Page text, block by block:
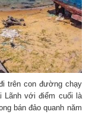
trên con đường chạy
Lãnh với điểm cuối là
bán đảo quanh năm